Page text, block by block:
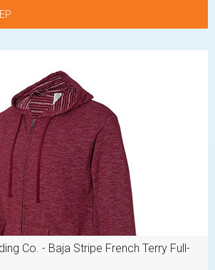
Co. - Baja Stripe French Terry Full-